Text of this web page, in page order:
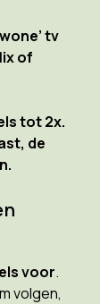
tv
of
tot 2x.
de
voor.
volgen,